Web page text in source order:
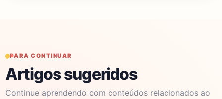
PARA CONTINUAR
Artigos sugeridos
Continue aprendendo com conteúdos relacionados ao